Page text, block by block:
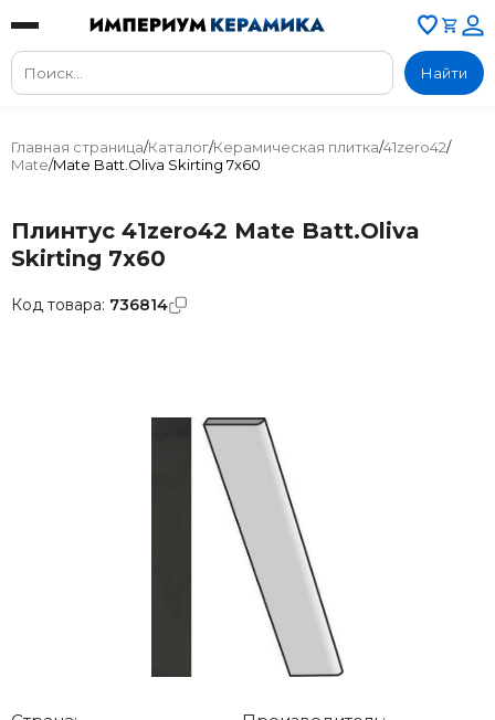
Найти
Главная страница/Каталог/Керамическая плитка/41zero42/
Mate/Mate Batt.Oliva Skirting 7x60
Плинтус 41zero42 Mate Batt.Oliva
Skirting 7x60
Код товара: 736814